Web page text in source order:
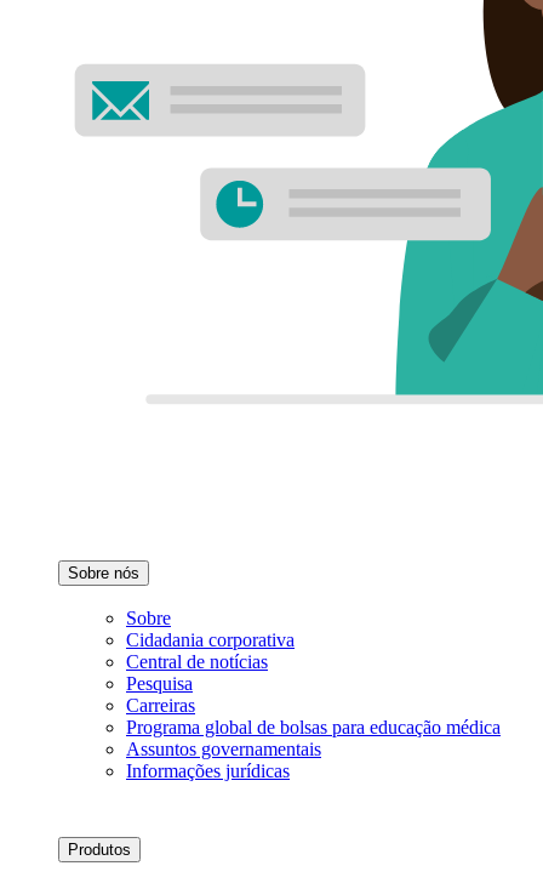
Sobre nós
Sobre
Cidadania corporativa
Central de notícias
Pesquisa
Carreiras
Programa global de bolsas para educação médica
Assuntos governamentais
Informações jurídicas
Produtos